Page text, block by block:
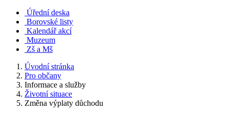
Úřední deska
Borovské listy
Kalendář akcí
Muzeum
Zš a Mš
Úvodní stránka
Pro občany
Informace a služby
Životní situace
Změna výplaty důchodu